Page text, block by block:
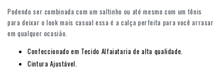
Podendo ser combinada com um saltinho ou até mesmo com um tênis
para deixar o look mais casual essa é a calça perfeita para você arrasar
em qualquer ocasião.
Confeccionado em Tecido Alfaiataria de alta qualidade.
Cintura Ajustável.